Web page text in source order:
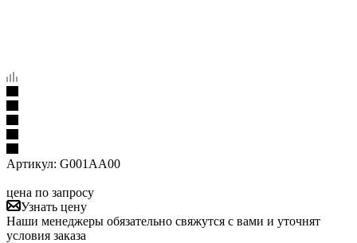
Артикул: G001AA00
цена по запросу
Узнать цену
Наши менеджеры обязательно свяжутся с вами и уточнят
условия заказа